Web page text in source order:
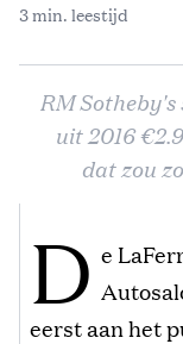
3 min. leestijd
RM
uit 2016
dat zou
D e
eerst aan het